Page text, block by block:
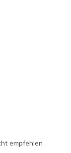
empfehlen